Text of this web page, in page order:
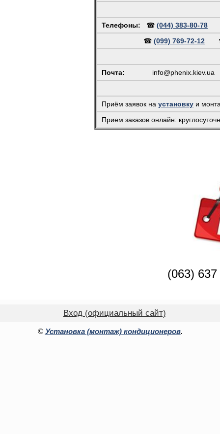
Телефоны: ☎ (044) 383-80-78
☎ (099) 769-72-12
Почта: info@phenix.kiev.ua
Приём заявок на установку и
Прием заказов онлайн:
(063)
Вход (официальный сайт)
© Установка (монтаж) кондиционеров.